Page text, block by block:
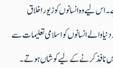
اس لیے وہ انسانوں کو زیور اخلاق
والے انسانوں کو اسلامی تعلیمات سے
نافذکرنے کے لیے کوشاں ہوتے ۔